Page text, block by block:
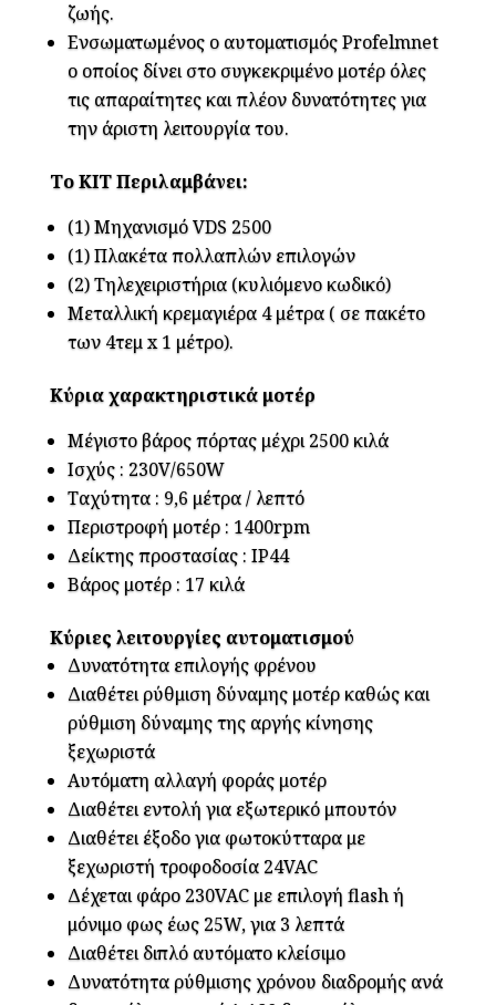
ζωής.
Ενσωματωμένος ο αυτοματισμός Profelmnet
ο οποίος δίνει στο συγκεκριμένο μοτέρ όλες
τις απαραίτητες και πλέον δυνατότητες για
την άριστη λειτουργία του.
Το ΚΙΤ Περιλαμβάνει:
(1) Μηχανισμό VDS 2500
(1) Πλακέτα πολλαπλών επιλογών
(2) Τηλεχειριστήρια (κυλιόμενο κωδικό)
Μεταλλική κρεμαγιέρα 4 μέτρα ( σε πακέτο
των 4τεμ x 1 μέτρο).
Κύρια χαρακτηριστικά μοτέρ
Μέγιστο βάρος πόρτας μέχρι 2500 κιλά
Ισχύς : 230V/650W
Ταχύτητα : 9,6 μέτρα / λεπτό
Περιστροφή μοτέρ : 1400rpm
Δείκτης προστασίας : IP44
Βάρος μοτέρ : 17 κιλά
Κύριες λειτουργίες αυτοματισμού
Δυνατότητα επιλογής φρένου
Διαθέτει ρύθμιση δύναμης μοτέρ καθώς και
ρύθμιση δύναμης της αργής κίνησης
ξεχωριστά
Αυτόματη αλλαγή φοράς μοτέρ
Διαθέτει εντολή για εξωτερικό μπουτόν
Διαθέτει έξοδο για φωτοκύτταρα με
ξεχωριστή τροφοδοσία 24VAC
Δέχεται φάρο 230VAC με επιλογή flash ή
μόνιμο φως έως 25W, για 3 λεπτά
Διαθέτει διπλό αυτόματο κλείσιμο
Δυνατότητα ρύθμισης χρόνου διαδρομής ανά